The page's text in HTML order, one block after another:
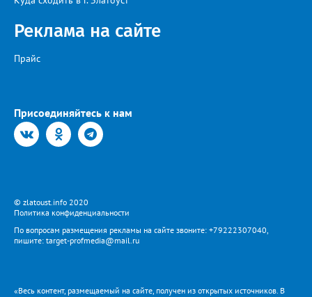
Реклама на сайте
Прайс
Присоединяйтесь к нам
© zlatoust.info 2020
Политика конфиденциальности
По вопросам размещения рекламы на сайте звоните: +79222307040,
пишите: target-profmedia@mail.ru
«Весь контент, размещаемый на сайте, получен из открытых источников. В